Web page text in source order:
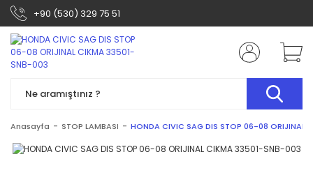
+90 (530) 329 75 51
Anasayfa STOP LAMBASI HONDA CIVIC SAG DIS STOP 06-08 ORIJINAL